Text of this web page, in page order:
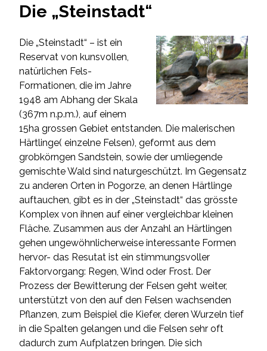
Die „Steinstadt“
Die „Steinstadt“ – ist ein
Reservat von kunsvollen,
natürlichen Fels-
Formationen, die im Jahre
1948 am Abhang der Skala
(367m n.p.m.), auf einem
15ha grossen Gebiet entstanden. Die malerischen
Härtlinge( einzelne Felsen), geformt aus dem
grobkörngen Sandstein, sowie der umliegende
gemischte Wald sind naturgeschützt. Im Gegensatz
zu anderen Orten in Pogorze, an denen Härtlinge
auftauchen, gibt es in der „Steinstadt“ das grösste
Komplex von ihnen auf einer vergleichbar kleinen
Fläche. Zusammen aus der Anzahl an Härtlingen
gehen ungewöhnlicherweise interessante Formen
hervor- das Resutat ist ein stimmungsvoller
Faktorvorgang: Regen, Wind oder Frost. Der
Prozess der Bewitterung der Felsen geht weiter,
unterstützt von den auf den Felsen wachsenden
Pflanzen, zum Beispiel die Kiefer, deren Wurzeln tief
in die Spalten gelangen und die Felsen sehr oft
dadurch zum Aufplatzen bringen. Die sich